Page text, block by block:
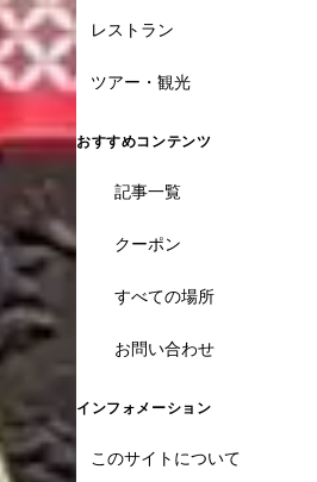
レストラン
ツアー・観光
おすすめコンテンツ
記事一覧
クーポン
すべての場所
お問い合わせ
インフォメーション
このサイトについて